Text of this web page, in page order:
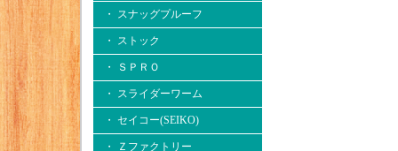
・ スナッグプルーフ
・ ストック
・ ＳＰＲＯ
・ スライダーワーム
・ セイコー(SEIKO)
・ Ｚファクトリー